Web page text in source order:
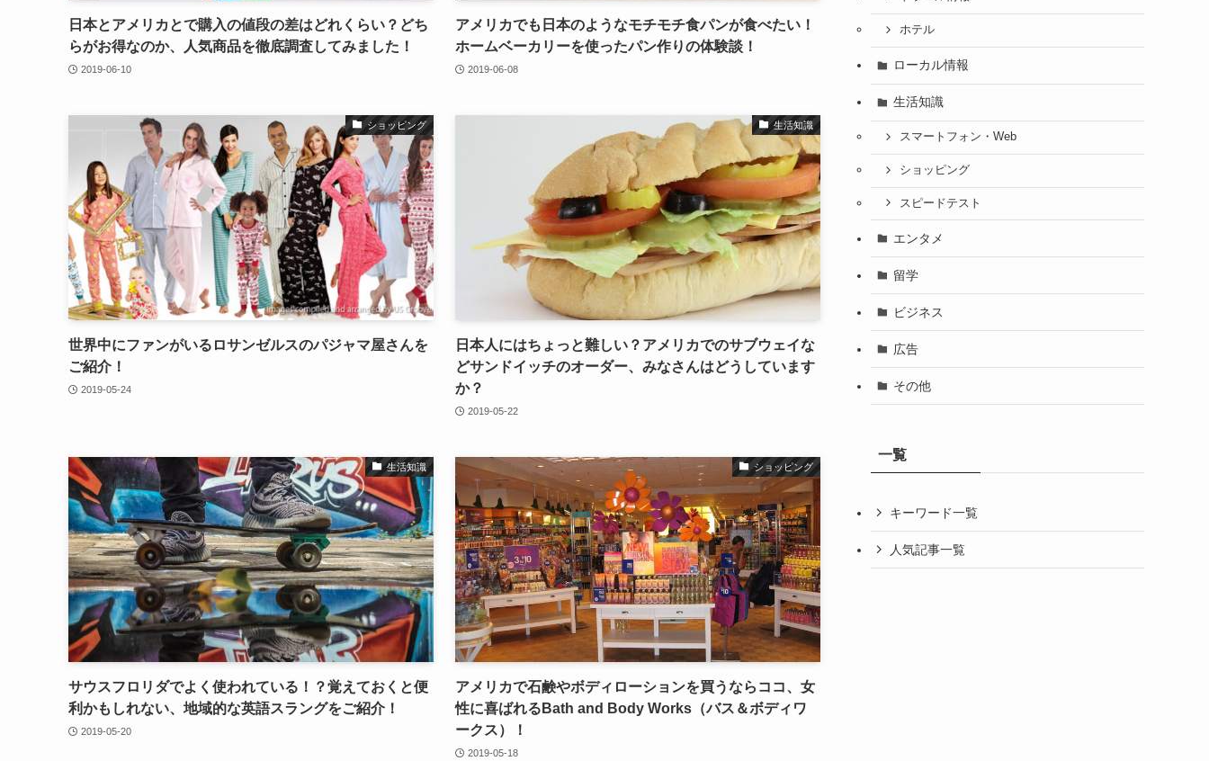
日本とアメリカとで購入の値段の差はどれくらい？どち
らがお得なのか、人気商品を徹底調査してみました！
2019-06-10
アメリカでも日本のようなモチモチ食パンが食べたい！
ホームベーカリーを使ったパン作りの体験談！
2019-06-08
ショッピング
世界中にファンがいるロサンゼルスのパジャマ屋さんを
ご紹介！
2019-05-24
生活知識
日本人にはちょっと難しい？アメリカでのサブウェイな
どサンドイッチのオーダー、みなさんはどうしています
か？
2019-05-22
生活知識
サウスフロリダでよく使われている！？覚えておくと便
利かもしれない、地域的な英語スラングをご紹介！
2019-05-20
ショッピング
アメリカで石鹸やボディローションを買うならココ、女
性に喜ばれるBath and Body Works（バス＆ボディワ
ークス）！
2019-05-18
ホテル
ローカル情報
生活知識
スマートフォン・Web
ショッピング
スピードテスト
エンタメ
留学
ビジネス
広告
その他
一覧
キーワード一覧
人気記事一覧